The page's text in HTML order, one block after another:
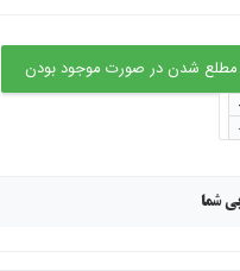
مطلع شدن در صورت موجود بودن
شما